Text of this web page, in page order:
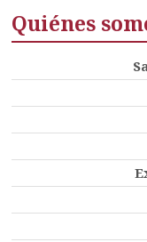
Quiénes